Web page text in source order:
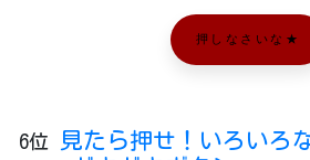
押しなさいな★
6位
見たら押せ！いろいろ